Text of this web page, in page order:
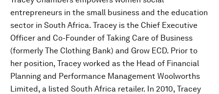
entrepreneurs in the small business and the education
sector in South Africa. Tracey is the Chief Executive
Officer and Co-Founder of Taking Care of Business
(formerly The Clothing Bank) and Grow ECD. Prior to
her position, Tracey worked as the Head of Financial
Planning and Performance Management Woolworths
Limited, a listed South Africa retailer. In 2010, Tracey